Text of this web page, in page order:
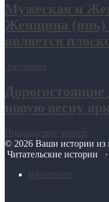
Мужеская и
Женщина (инь)
является
Эзотерика
Дорогостоящие
новую весну
Предыдущие записи
© 2026 Ваши истории из
Читательские истории
BКонтакте